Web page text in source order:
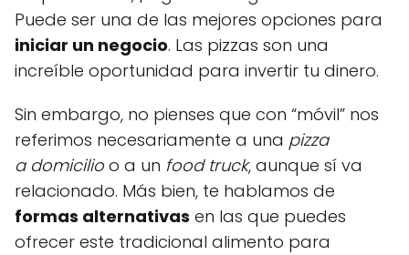
Puede ser una de las mejores opciones para
iniciar un negocio. Las pizzas son una
increíble oportunidad para invertir tu dinero.
Sin embargo, no pienses que con “móvil” nos
referimos necesariamente a una pizza
a domicilio o a un food truck, aunque sí va
relacionado. Más bien, te hablamos de
formas alternativas en las que puedes
ofrecer este tradicional alimento para